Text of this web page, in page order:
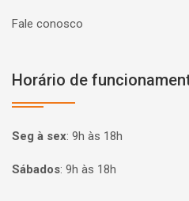
Fale conosco
Horário de
Seg à sex: 9h às 18h
Sábados: 9h às 18h